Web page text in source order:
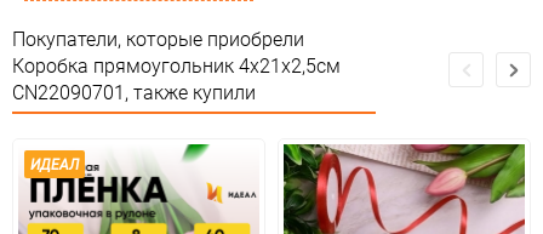
Сертификация
Подлежит декларации о
соответствии ЕАС
Особые условия
Минимальное количество 1
Единица измерения шт
Покупатели, которые приобрели
Коробка прямоугольник 4х21х2,5см
CN22090701, также купили
ИДЕАЛ